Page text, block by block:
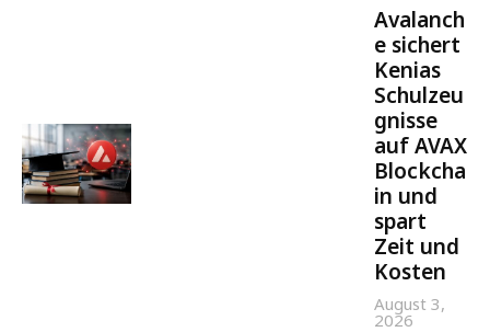
Avalanch
e sichert
Kenias
Schulzeu
gnisse
auf AVAX
Blockcha
in und
spart
Zeit und
Kosten
August 3,
2026